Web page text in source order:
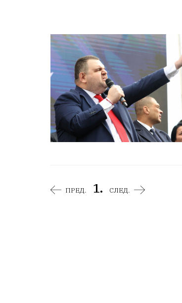
ПРЕД. 1. СЛЕД.